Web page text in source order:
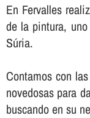
En Fervalles
de la pintura,
Súria.
Contamos con
novedosas para
buscando en su